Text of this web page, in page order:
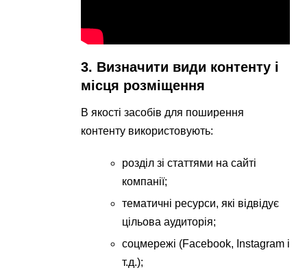
3. Визначити види контенту і
місця розміщення
В якості засобів для поширення
контенту використовують:
розділ зі статтями на сайті
компанії;
тематичні ресурси, які відвідує
цільова аудиторія;
соцмережі (Facebook, Instagram і
т.д.);